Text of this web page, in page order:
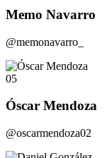
Memo Navarro
@memonavarro_
05
Óscar Mendoza
@oscarmendoza02